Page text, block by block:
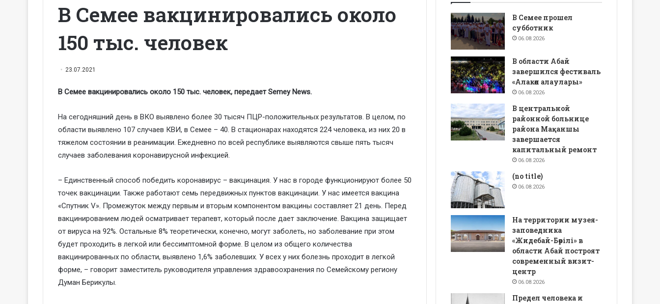
В Семее вакцинировались около
150 тыс. человек
23.07.2021
В Семее вакцинировались около 150 тыс. человек, передает Semey News.
На сегодняшний день в ВКО выявлено более 30 тысяч ПЦР-положительных результатов. В целом, по
области выявлено 107 случаев КВИ, в Семее – 40. В стационарах находятся 224 человека, из них 20 в
тяжелом состоянии в реанимации. Ежедневно по всей республике выявляются свыше пять тысяч
случаев заболевания коронавирусной инфекцией.
– Единственный способ победить коронавирус – вакцинация. У нас в городе функционируют более 50
точек вакцинации. Также работают семь передвижных пунктов вакцинации. У нас имеется вакцина
«Спутник V». Промежуток между первым и вторым компонентом вакцины составляет 21 день. Перед
вакцинированием людей осматривает терапевт, который после дает заключение. Вакцина защищает
от вируса на 92%. Остальные 8% теоретически, конечно, могут заболеть, но заболевание при этом
будет проходить в легкой или бессимптомной форме. В целом из общего количества
вакцинированных по области, выявлено 1,6% заболевших. У всех у них болезнь проходит в легкой
форме, – говорит заместитель руководителя управления здравоохранения по Семейскому региону
Думан Берикулы.
В Семее прошел
субботник
06.08.2026
В области Абай
завершился фестиваль
«Алакөл алаулары»
06.08.2026
В центральной
районной больнице
района Мақаншы
завершается
капитальный ремонт
06.08.2026
(no title)
06.08.2026
На территории музея-
заповедника
«Жидебай-Бөрілі» в
области Абай построят
современный визит-
центр
06.08.2026
Предел человека и